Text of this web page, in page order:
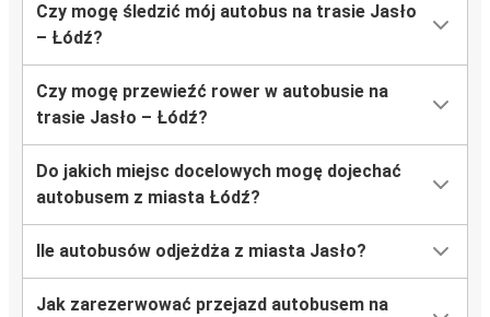
Czy mogę śledzić mój autobus na trasie Jasło
– Łódź?
Czy mogę przewieźć rower w autobusie na
trasie Jasło – Łódź?
Do jakich miejsc docelowych mogę dojechać
autobusem z miasta Łódź?
Ile autobusów odjeżdża z miasta Jasło?
Jak zarezerwować przejazd autobusem na